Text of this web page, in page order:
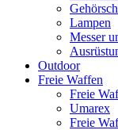
Lampen
Messer
Outdoor
Freie Waffen
Freie
Umarex
Freie